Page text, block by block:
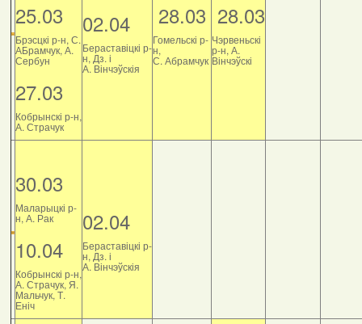
25.03
Брэсцкі р-н, С.
АБрамчук, А.
Сербун
27.03
Кобрынскі р-н,
А. Страчук
02.04
Бераставіцкі р-
н, Дз. і
А. Вінчэўскія
28.03
Гомельскі р-
н,
С. Абрамчук
28.03
Чэрвеньскі
р-н, А.
Вінчэўскі
30.03
Маларыцкі р-
н, А. Рак
10.04
Кобрынскі р-н,
А. Страчук, Я.
Мальчук, Т.
Еніч
02.04
Бераставіцкі р-
н, Дз. і
А. Вінчэўскія